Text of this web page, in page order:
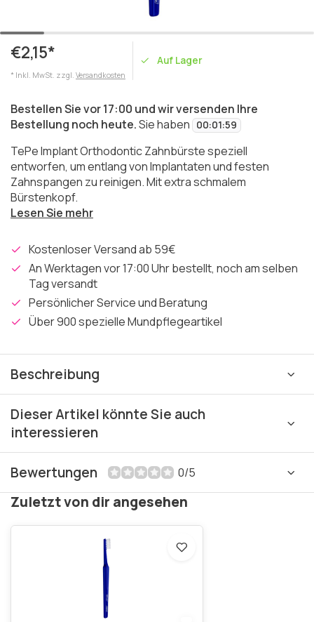
€2,15*
* Inkl. MwSt. zzgl. Versandkosten
Auf Lager
Bestellen Sie vor 17:00 und wir versenden Ihre
Bestellung noch heute.Sie haben 00:01:59
TePe Implant Orthodontic Zahnbürste speziell
entworfen, um entlang von Implantaten und festen
Zahnspangen zu reinigen. Mit extra schmalem
Bürstenkopf.
Lesen Sie mehr
Kostenloser Versand ab 59€
An Werktagen vor 17:00 Uhr bestellt, noch am selben
Tag versandt
Persönlicher Service und Beratung
Über 900 spezielle Mundpflegeartikel
Beschreibung
Dieser Artikel könnte Sie auch
interessieren
Bewertungen 0/5
Zuletzt von dir angesehen